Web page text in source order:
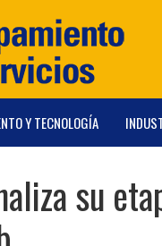
Y TECNOLOGÍA
su